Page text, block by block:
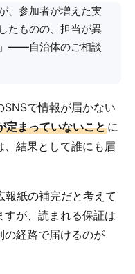
、参加者が増えた実
たものの、担当が異
――自治体のご相談
で情報が届かない
定まっていないことに
結果として誰にも届
紙の補完だと考えて
が、読まれる保証は
の経路で届けるのが